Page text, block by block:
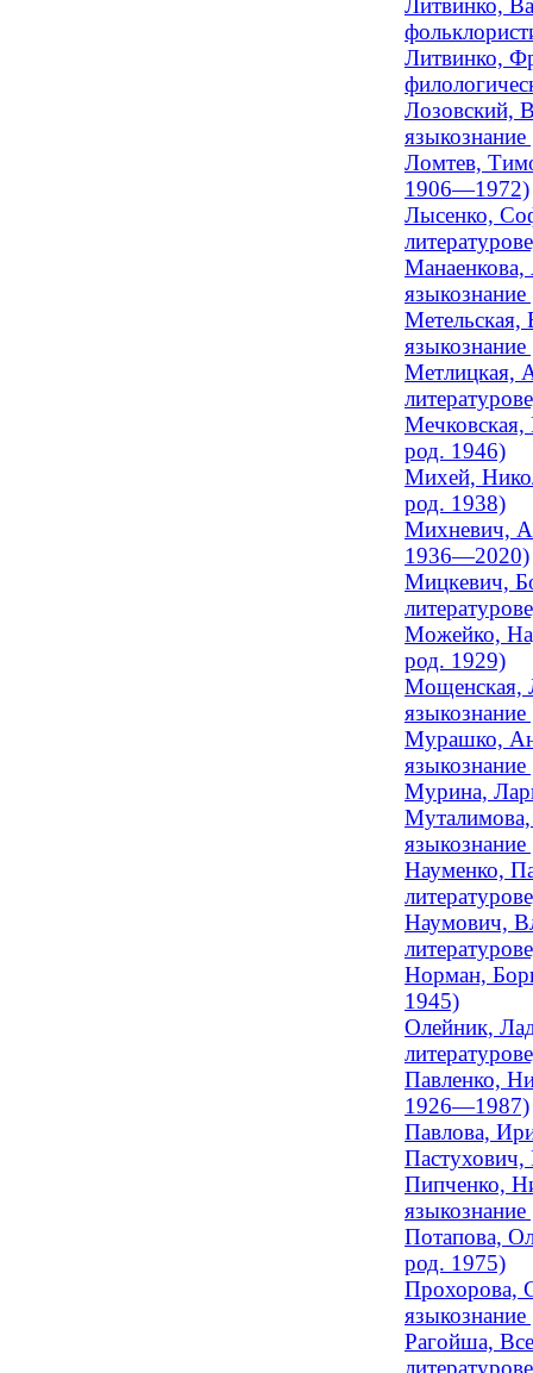
Литвинко,
Литвинко,
Лозовский,
Ломтев,
1906—1972)
Лысенко,
Манаенкова,
Метельская,
Метлицкая,
Мечковская,
род. 1946)
Михей,
род. 1938)
Михневич,
1936—2020)
Мицкевич,
Можейко,
род. 1929)
Мощенская,
Мурашко,
Мурина,
Науменко,
Наумович,
Норман,
1945)
Олейник,
Павленко,
1926—1987)
Павлова,
Пастухович,
Пипченко,
Потапова,
род. 1975)
Прохорова,
Рагойша,